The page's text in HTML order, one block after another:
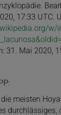
17:33 UTC.
w/
31. Mai 2020,
meisten
durchlässiges,